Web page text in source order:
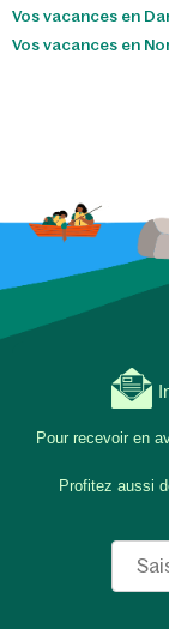
Vos vacances en
Vos vacances en
Pour recevoir en
Profitez aussi